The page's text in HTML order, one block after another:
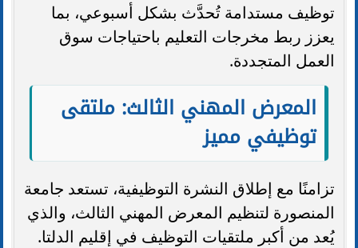
توظيف مستدامة تُحدَّث بشكل أسبوعي، بما
يعزز ربط مخرجات التعليم باحتياجات سوق
العمل المتجددة.
المعرض المهني الثالث: ملتقى
توظيفي مميز
تزامنًا مع إطلاق النشرة التوظيفية، تستعد جامعة
المنصورة لتنظيم المعرض المهني الثالث، والذي
يُعد من أكبر ملتقيات التوظيف في إقليم الدلتا.